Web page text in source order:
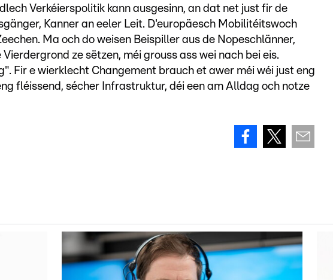
Verkéierspolitik kann ausgesinn, an dat net just fir de
Kanner an eeler Leit. D'europäesch Mobilitéitswoch
Ma och do weisen Beispiller aus de Nopeschlänner,
ze sëtzen, méi grouss ass wei nach bei eis.
Fir e wierklecht Changement brauch et awer méi wéi just eng
fléissend, sécher Infrastruktur, déi een am Alldag och notze